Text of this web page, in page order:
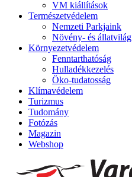
VM kiállítások
Természetvédelem
Nemzeti Parkjaink
Növény- és állatvilág
Környezetvédelem
Fenntarthatóság
Hulladékkezelés
Öko-tudatosság
Klímavédelem
Turizmus
Tudomány
Fotózás
Magazin
Webshop